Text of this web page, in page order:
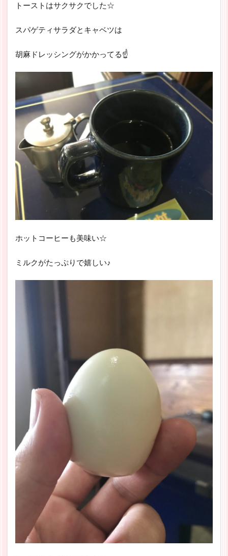
トーストはサクサクでした☆
スパゲティサラダとキャベツは
胡麻ドレッシングがかかってる☝
ホットコーヒーも美味い☆
ミルクがたっぷりで嬉しい♪